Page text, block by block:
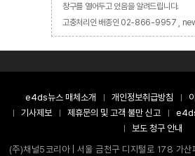
창구를 열어두고 있음을 알려드립니다.
고충처리인 배종인 02-866-9957 ,
e4ds뉴스 매체소개 개인정보취급방침
기사제보
제휴문의 및 고객 불만 신고
보도 청구 안내
(주)채널5코리아 | 서울 금천구 디지털로 178 가